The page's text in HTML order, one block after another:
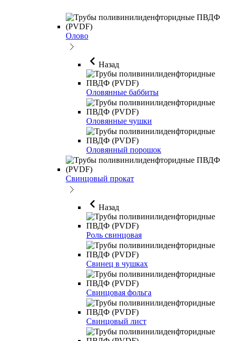
Олово
Назад
Оловянные баббиты
Оловянные чушки
Оловянный порошок
Свинцовый прокат
Назад
Роль свинцовая
Свинец в чушках
Свинцовая фольга
Свинцовый лист